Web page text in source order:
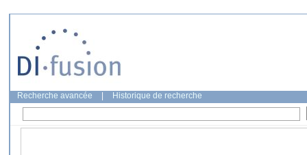
Recherche avancée Historique de recherche